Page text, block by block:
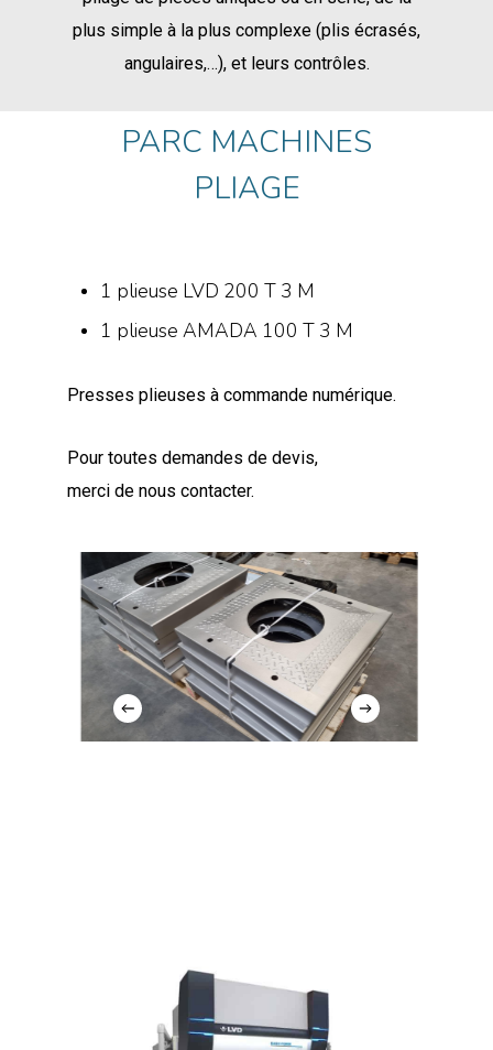
plus simple à la plus complexe (plis écrasés,
angulaires,…), et leurs contrôles.
PARC MACHINES
PLIAGE
1 plieuse LVD 200 T 3 M
1 plieuse AMADA 100 T 3 M
Presses plieuses à commande numérique.
Pour toutes demandes de devis,
merci de nous contacter.